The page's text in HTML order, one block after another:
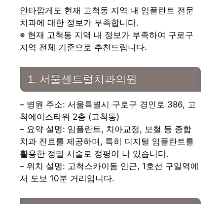
안타깝게도 현재 고척동 지역 내 임플란트 전문
치과에 대한 정보가 부족합니다.
※ 현재 고척동 지역 내 정보가 부족하여 구로구
지역 전체 기준으로 추천드립니다.
1. 서울센트럴치과의원
– 병원 주소: 서울특별시 구로구 경인로 386, 고
척에이스타워 2층 (고척동)
– 요약 설명: 임플란트, 치아교정, 보철 등 종합
치과 진료를 제공하며, 특히 디지털 임플란트를
활용한 정밀 시술로 정평이 나 있습니다.
– 위치 설명: 고척스카이돔 인근, 1호선 구일역에
서 도보 10분 거리입니다.